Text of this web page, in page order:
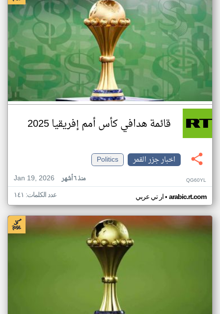
قائمة هدافي كأس أمم إفريقيا 2025
اخبار جزر القمر
Politics
Jan 19, 2026
منذ ٦ أشهر QG60YL
ار تي عربي• arabic.rt.com عدد الكلمات: ١٤١